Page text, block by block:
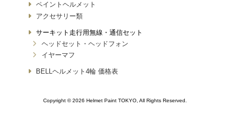
ペイントヘルメット
アクセサリー類
サーキット走行用無線・通信セット
ヘッドセット・ヘッドフォン
イヤーマフ
BELLヘルメット4輪 価格表
Copyright © 2026 Helmet Paint TOKYO, All Rights Reserved.